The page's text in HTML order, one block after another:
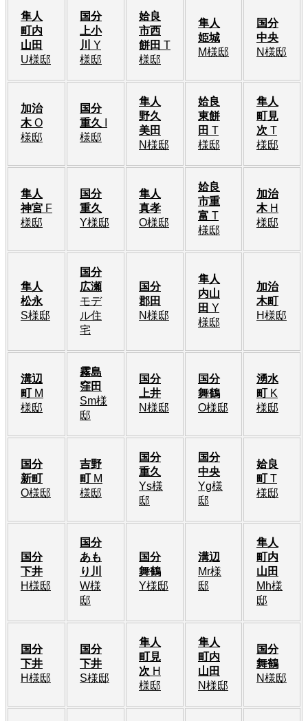
隼人
町内
山田
U様邸
国分
上小
川
Y
様邸
姶良
市西
餅田 T
様邸
隼人
姫城
M様邸
国分
中央
N様邸
加治
木O
様邸
国分
重久
様邸
隼人
野久
美田
N様邸
姶良
東餅
田 T
様邸
隼人
町見
次 T
様邸
隼人
神宮 F
様邸
国分
重久
Y様邸
隼人
真孝
O様邸
姶良
市重
富 T
様邸
加治
木H
様邸
隼人
松永
S様邸
国分
広瀬
モデ
ル住
宅
国分
郡田
N様邸
隼人
内山
田 Y
様邸
加治
木町
H様邸
溝辺
町M
様邸
霧島
窪田
Sm様
邸
国分
上井
N様邸
国分
舞鶴
O様邸
湧水
町K
様邸
国分
新町
O様邸
吉野
町M
様邸
国分
重久
Ys様
邸
国分
中央
Yg様
邸
姶良
町T
様邸
国分
下井
H様邸
国分
あも
り川
W様
邸
国分
舞鶴
Y様邸
溝辺
Mr様
邸
隼人
町内
山田
Mh様
邸
国分
下井
H様邸
国分
下井
S様邸
隼人
町見
次 H
様邸
隼人
町内
山田
N様邸
国分
舞鶴
N様邸